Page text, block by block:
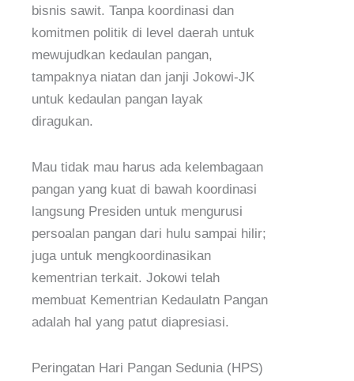
bisnis sawit. Tanpa koordinasi dan
komitmen politik di level daerah untuk
mewujudkan kedaulan pangan,
tampaknya niatan dan janji Jokowi-JK
untuk kedaulan pangan layak
diragukan.
Mau tidak mau harus ada kelembagaan
pangan yang kuat di bawah koordinasi
langsung Presiden untuk mengurusi
persoalan pangan dari hulu sampai hilir;
juga untuk mengkoordinasikan
kementrian terkait. Jokowi telah
membuat Kementrian Kedaulatn Pangan
adalah hal yang patut diapresiasi.
Peringatan Hari Pangan Sedunia (HPS)